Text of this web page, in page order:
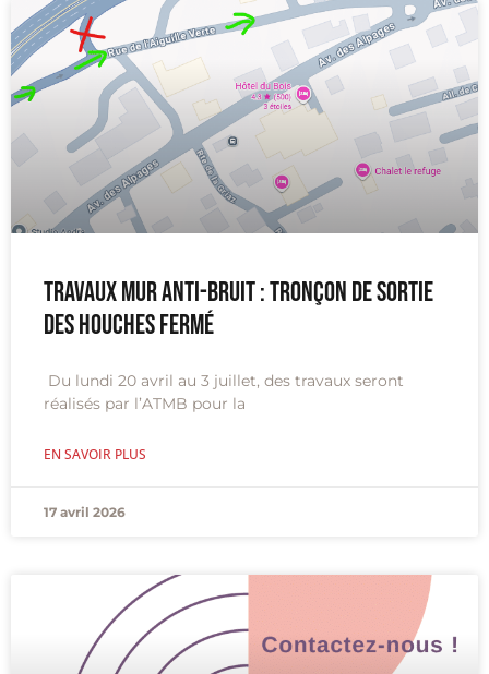
Travaux Mur anti-bruit : tronçon de sortie
des Houches fermé
Du lundi 20 avril au 3 juillet, des travaux seront
réalisés par l’ATMB pour la
EN SAVOIR PLUS
17 avril 2026